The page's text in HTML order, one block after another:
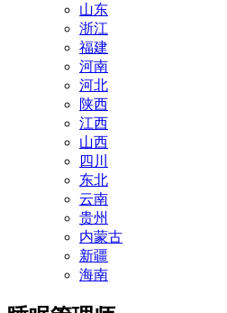
山东
浙江
福建
河南
河北
陕西
江西
山西
四川
东北
云南
贵州
内蒙古
新疆
海南